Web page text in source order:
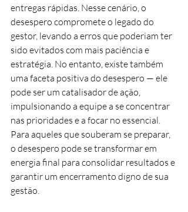
entregas rápidas. Nesse cenário, o
desespero compromete o legado do
gestor, levando a erros que poderiam ter
sido evitados com mais paciência e
estratégia. No entanto, existe também
uma faceta positiva do desespero — ele
pode ser um catalisador de ação,
impulsionando a equipe a se concentrar
nas prioridades e a focar no essencial.
Para aqueles que souberam se preparar,
o desespero pode se transformar em
energia final para consolidar resultados e
garantir um encerramento digno de sua
gestão.